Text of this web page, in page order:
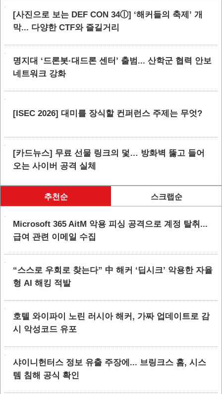
[사진으로 보는 DEF CON 34ⓛ] ‘해커들의 축제’ 개
막... 다양한 CTF와 즐길거리
명지대 ‘드론봇·대드론 센터’ 출범... 산학군 협력 안보
네트워크 강화
[ISEC 2026] 대미를 장식할 컨퍼런스 주제는 무엇?
[카드뉴스] 무료 선물 링크의 덫… 방화벽 뚫고 들어
오는 사이버 공격 실체
추천순 스크랩순
Microsoft 365 AitM 악용 피싱 공격으로 계정 탈취...
급여 관련 이메일 수집
“스스로 우회로 찾는다” 中 해커 ‘딥시크’ 악용한 자율
형 AI 해킹 적발
호텔 와이파이 노린 러시아 해커, 가짜 업데이트로 감
시 악성코드 유포
샤이니헌터스 정보 유출 주장에... 브링크스 홈, 시스
템 침해 공식 확인